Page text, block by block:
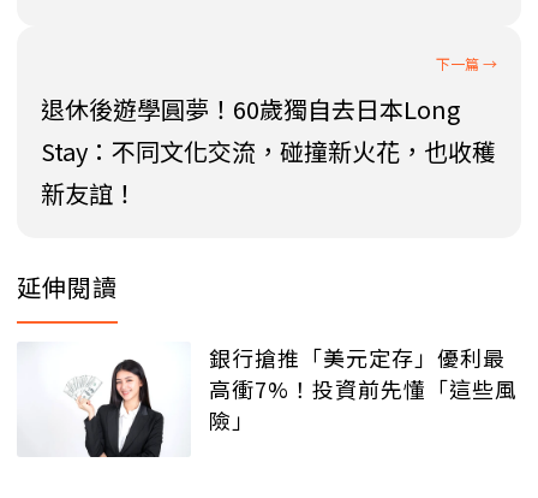
退休後遊學圓夢！60歲獨自去日本Long
Stay：不同文化交流，碰撞新火花，也收穫
新友誼！
延伸閱讀
銀行搶推「美元定存」優利最
高衝7%！投資前先懂「這些風
險」